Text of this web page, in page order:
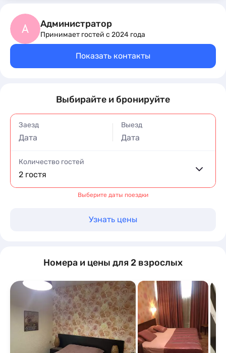
А Администратор
Принимает гостей с 2024 года
Показать контакты
Выбирайте и бронируйте
Заезд
Дата
Выезд
Дата
Количество гостей
2 гостя
Выберите даты поездки
Узнать цены
Номера и цены для 2 взрослых